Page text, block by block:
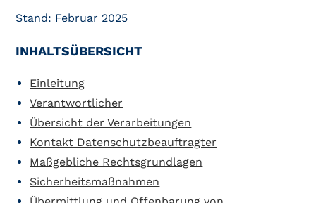
Stand: Februar 2025
INHALTSÜBERSICHT
Einleitung
Verantwortlicher
Übersicht der Verarbeitungen
Kontakt Datenschutzbeauftragter
Maßgebliche Rechtsgrundlagen
Sicherheitsmaßnahmen